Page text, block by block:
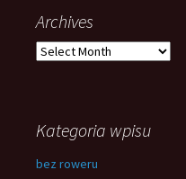
Archives
Archives
Kategoria wpisu
bez roweru